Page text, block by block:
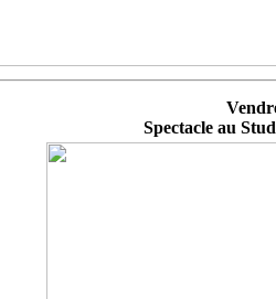
Spectacle au